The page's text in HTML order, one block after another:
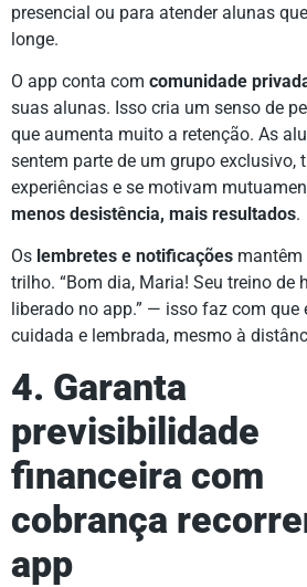
presencial ou para atender alunas
longe.
O app conta com comunidade
suas alunas. Isso cria um senso de
que aumenta muito a retenção. As
sentem parte de um grupo exclusivo,
experiências e se motivam
menos desistência, mais resultados.
Os lembretes e notificações
trilho. “Bom dia, Maria! Seu treino de
liberado no app.” — isso faz com que
cuidada e lembrada, mesmo à
4. Garanta
previsibilidade
financeira com
cobrança
app